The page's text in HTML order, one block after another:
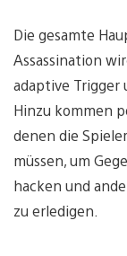
Die gesamte
Assassination
adaptive Trigger
Hinzu kommen
denen die
müssen, um
hacken und
zu erledigen.